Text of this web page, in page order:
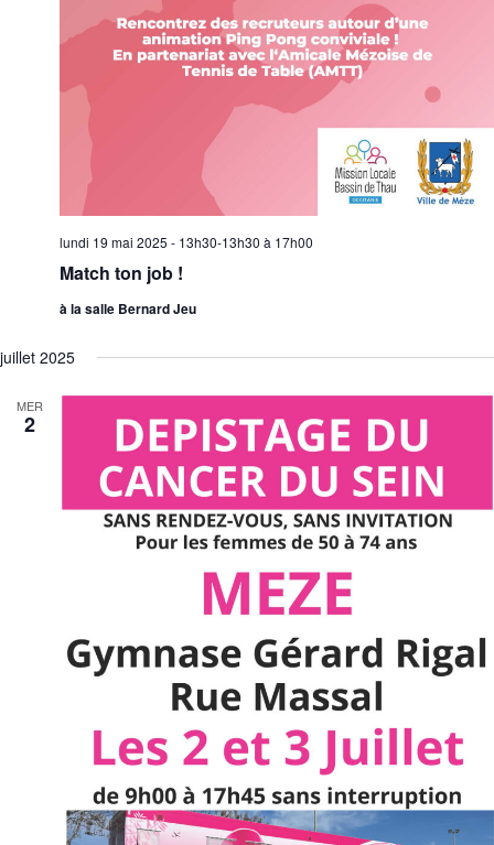
Match ton job !
lundi 19 mai 2025 - 13h30-13h30 à 17h00
à la salle Bernard Jeu
juillet 2025
MER
2